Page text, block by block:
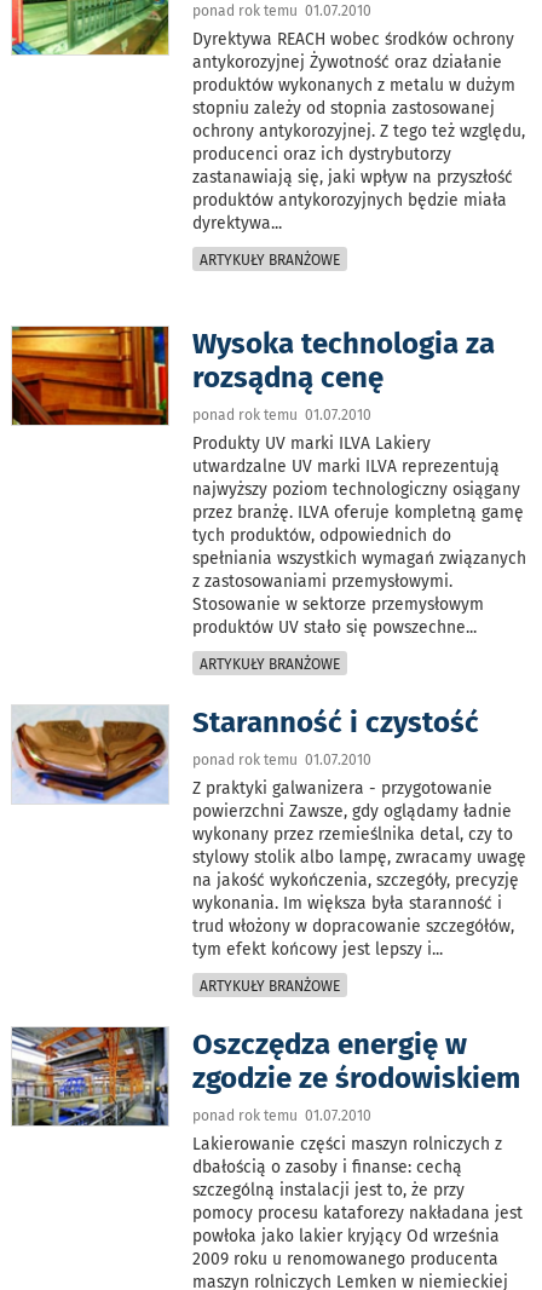
ponad rok temu 01.07.2010
Dyrektywa REACH wobec środków ochrony
antykorozyjnej Żywotność oraz działanie
produktów wykonanych z metalu w dużym
stopniu zależy od stopnia zastosowanej
ochrony antykorozyjnej. Z tego też względu,
producenci oraz ich dystrybutorzy
zastanawiają się, jaki wpływ na przyszłość
produktów antykorozyjnych będzie miała
dyrektywa...
ARTYKUŁY BRANŻOWE
Wysoka technologia za
rozsądną cenę
ponad rok temu 01.07.2010
Produkty UV marki ILVA Lakiery
utwardzalne UV marki ILVA reprezentują
najwyższy poziom technologiczny osiągany
przez branżę. ILVA oferuje kompletną gamę
tych produktów, odpowiednich do
spełniania wszystkich wymagań związanych
z zastosowaniami przemysłowymi.
Stosowanie w sektorze przemysłowym
produktów UV stało się powszechne...
ARTYKUŁY BRANŻOWE
Staranność i czystość
ponad rok temu 01.07.2010
Z praktyki galwanizera - przygotowanie
powierzchni Zawsze, gdy oglądamy ładnie
wykonany przez rzemieślnika detal, czy to
stylowy stolik albo lampę, zwracamy uwagę
na jakość wykończenia, szczegóły, precyzję
wykonania. Im większa była staranność i
trud włożony w dopracowanie szczegółów,
tym efekt końcowy jest lepszy i...
ARTYKUŁY BRANŻOWE
Oszczędza energię w
zgodzie ze środowiskiem
ponad rok temu 01.07.2010
Lakierowanie części maszyn rolniczych z
dbałością o zasoby i finanse: cechą
szczególną instalacji jest to, że przy
pomocy procesu kataforezy nakładana jest
powłoka jako lakier kryjący Od września
2009 roku u renomowanego producenta
maszyn rolniczych Lemken w niemieckiej